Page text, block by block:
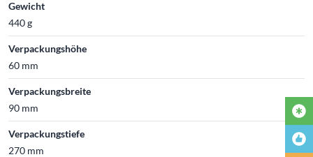
Gewicht
440 g
Verpackungshöhe
60 mm
Verpackungsbreite
90 mm
Verpackungstiefe
270 mm